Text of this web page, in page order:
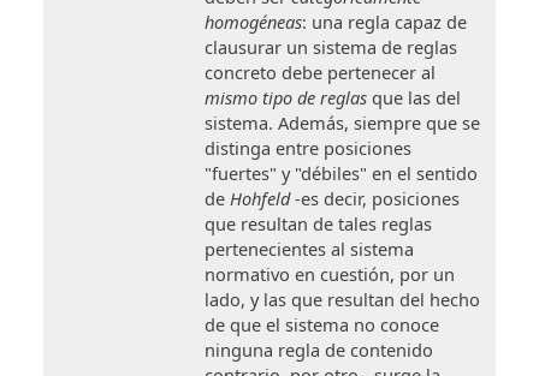
homogéneas: una regla capaz de
clausurar un sistema de reglas
concreto debe pertenecer al
mismo tipo de reglas que las del
sistema. Además, siempre que se
distinga entre posiciones
"fuertes" y "débiles" en el sentido
de Hohfeld-es decir, posiciones
que resultan de tales reglas
pertenecientes al sistema
normativo en cuestión, por un
lado, y las que resultan del hecho
de que el sistema no conoce
ninguna regla de contenido